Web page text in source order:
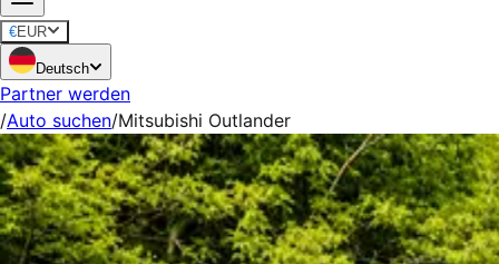
€EUR
Deutsch
Partner werden
/Auto suchen/Mitsubishi Outlander